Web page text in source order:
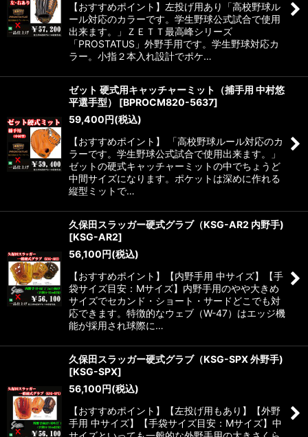
【おすすめポイント】左投げ用あり「高校野球ル
ール対応のカラーです。学生野球公式試合で使用
出来ます。」ＺＥＴＴ最高峰シリーズ
「PROSTATUS」外野手用です。学生野球対応カ
ラー。小指２本入れ設計でポケ…
ゼット 硬式用キャッチャーミット（捕手用 中村悠
平選手型）
[BPROCM820-5637]
59,400円(税込)
【おすすめポイント】 「高校野球ルール対応のカ
ラーです。学生野球公式試合で使用出来ます。」
ゼットの硬式キャッチャーミットの中でちょうど
中間サイズになります。ポケットは深めに作れる
縦型ミットで…
久保田スラッガー硬式グラブ（KSG-AR2 内野手)
[KSG-AR2]
56,100円(税込)
【おすすめポイント】【内野手用 中サイズ】【手
袋サイズ目安：Mサイズ】内野手用のやや大きめ
サイズでセカンド・ショート・サードどこでも対
応できます。特徴的なウェブ（W-47）はエッジ機
能が採用され球際に…
久保田スラッガー硬式グラブ（KSG-SPX 外野手)
[KSG-SPX]
56,100円(税込)
【おすすめポイント】【左投げ用もあり】【外野
手用 中サイズ】【手袋サイズ目安：Mサイズ】中